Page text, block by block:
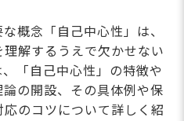
概念「自己中心性」は、
解するうえで欠かせない
「自己中心性」の特徴や
の開設、その具体例や保
のコツについて詳しく紹